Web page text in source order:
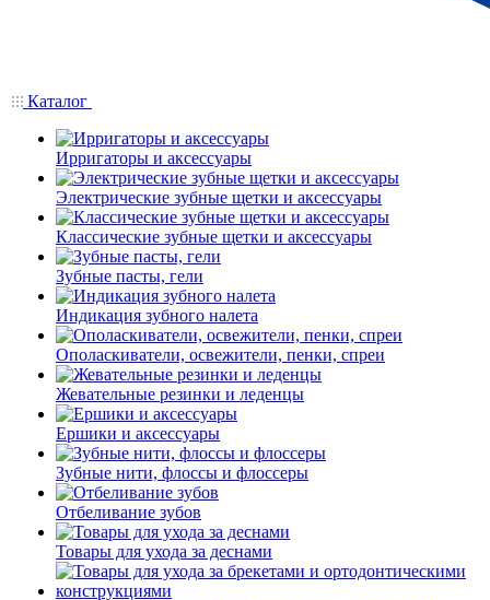
Каталог
Ирригаторы и аксессуары
Электрические зубные щетки и аксессуары
Классические зубные щетки и аксессуары
Зубные пасты, гели
Индикация зубного налета
Ополаскиватели, освежители, пенки, спреи
Жевательные резинки и леденцы
Ершики и аксессуары
Зубные нити, флоссы и флоссеры
Отбеливание зубов
Товары для ухода за деснами